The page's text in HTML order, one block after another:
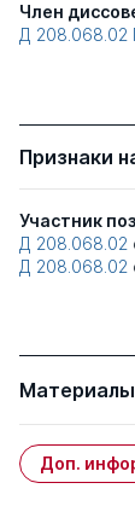
Член
Д 208.068.02
Признаки
Участник
Д 208.068.02
Д 208.068.02
Материалы
Доп.